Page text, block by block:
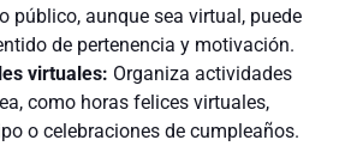
público, aunque sea virtual, puede
de pertenencia y motivación.
virtuales: Organiza actividades
como horas felices virtuales,
o celebraciones de cumpleaños.